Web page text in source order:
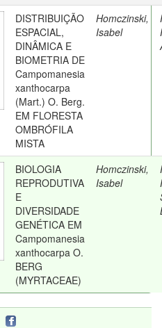
DISTRIBUIÇÃO
ESPACIAL,
DINÂMICA E
BIOMETRIA DE
Campomanesia
xanthocarpa
(Mart.) O. Berg.
EM FLORESTA
OMBRÓFILA
MISTA
Homczinski,
Isabel
BIOLOGIA
REPRODUTIVA
E
DIVERSIDADE
GENÉTICA EM
Campomanesia
xanthocarpa O.
BERG
(MYRTACEAE)
Homczinski,
Isabel